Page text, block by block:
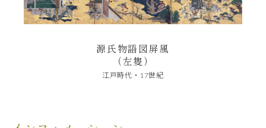
源氏物語図屏風
（左隻）
江戸時代・17世紀